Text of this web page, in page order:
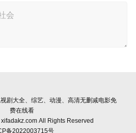
剧大全、综艺、动漫、高清无删减电影免
费在线看
All Rights Reserved
备2022003715号